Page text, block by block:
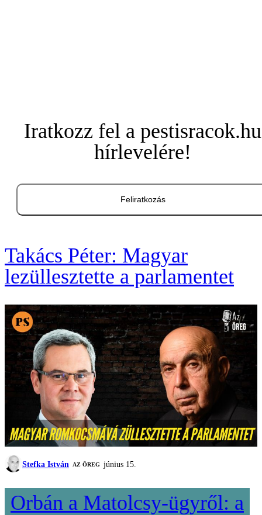
Iratkozz fel a pestisracok.hu
hírlevelére!
Feliratkozás
Takács Péter: Magyar
lezüllesztette a parlamentet
Stefka István AZ ÖREG június 15.
Orbán a Matolcsy-ügyről: a